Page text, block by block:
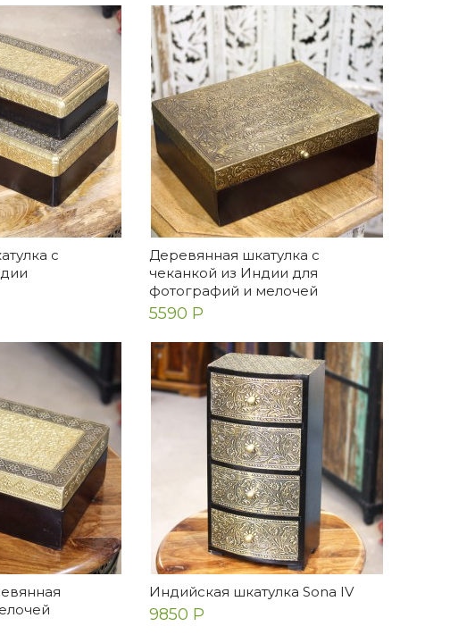
с
Деревянная шкатулка с
чеканкой из Индии для
фотографий и мелочей
5590 Р
Индийская шкатулка Sona IV
9850 Р